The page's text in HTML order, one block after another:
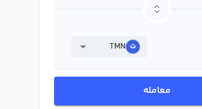
TMN
معامله